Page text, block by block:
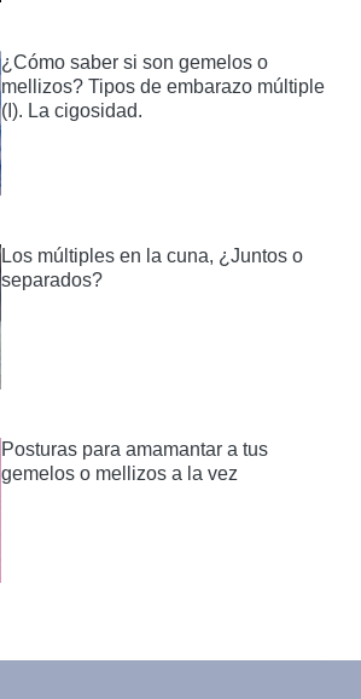
¿Cómo saber si son gemelos o
mellizos? Tipos de embarazo múltiple
(I). La cigosidad.
Los múltiples en la cuna, ¿Juntos o
separados?
Posturas para amamantar a tus
gemelos o mellizos a la vez